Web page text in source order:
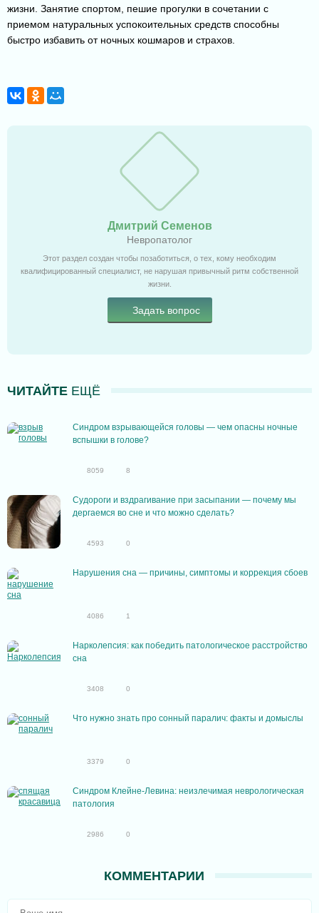
жизни. Занятие спортом, пешие прогулки в сочетании с
приемом натуральных успокоительных средств способны
быстро избавить от ночных кошмаров и страхов.
Дмитрий Семенов
Невропатолог
Этот раздел создан чтобы позаботиться, о тех, кому необходим
квалифицированный специалист, не нарушая привычный ритм собственной
жизни.
Задать вопрос
ЧИТАЙТЕ ЕЩЁ
Синдром взрывающейся головы — чем опасны ночные
вспышки в голове?
8059 8
Судороги и вздрагивание при засыпании — почему мы
дергаемся во сне и что можно сделать?
4593 0
Нарушения сна — причины, симптомы и коррекция сбоев
4086 1
Нарколепсия: как победить патологическое расстройство
сна
3408 0
Что нужно знать про сонный паралич: факты и домыслы
3379 0
Синдром Клейне-Левина: неизлечимая неврологическая
патология
2986 0
КОММЕНТАРИИ